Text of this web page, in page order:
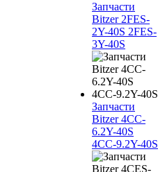
Запчасти
Bitzer 2FES-
2Y-40S 2FES-
3Y-40S
Запчасти
Bitzer 4CC-
6.2Y-40S
4CC-9.2Y-40S